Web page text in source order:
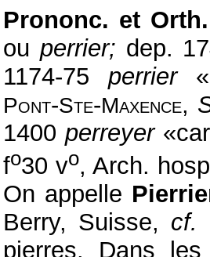
Prononc. et
ou perrier; dep.
1174-75 perrier
Pont-Ste-Maxence,
1400 perreyer
fo30 vo, Arch.
On appelle
Berry, Suisse, cf.
pierres. Dans